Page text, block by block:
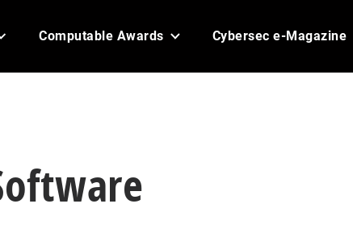
Computable Awards Cybersec e-Magazine